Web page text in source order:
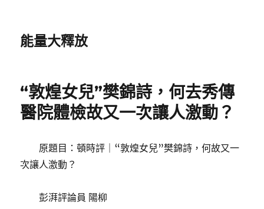
能量大釋放
“敦煌女兒”樊錦詩，何去秀傳
醫院體檢故又一次讓人激動？
原題目：頓時評｜“敦煌女兒”樊錦詩，何故又一
次讓人激動？
彭湃評論員 陽柳